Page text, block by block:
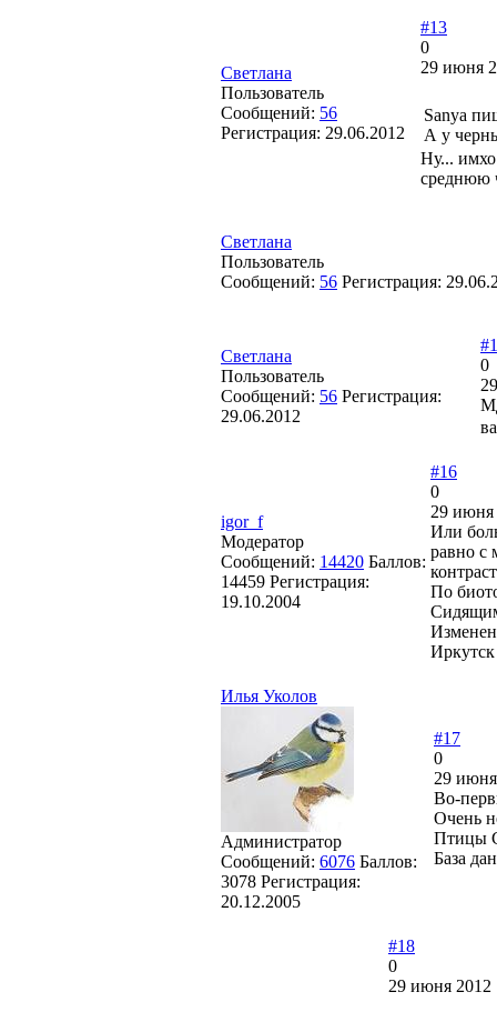
Светлана
Пользователь
Сообщений: 56
Регистрация: 29.06.2012
#13
0
29 июня
Sanya
А у
Ну... имхо
среднюю
Светлана
Пользователь
Сообщений: 56 Регистрация:
Светлана
Пользователь
Сообщений: 56 Регистрация:
29.06.2012
0
igor_f
Модератор
Сообщений: 14420 Баллов:
14459 Регистрация:
19.10.2004
#16
0
29 июня
Или
равно с
По
Иркутск
Илья Уколов
Администратор
Сообщений: 6076 Баллов:
3078 Регистрация:
20.12.2005
#17
0
29
Во-
Очень
Птицы
База
#18
0
29 июня 2012